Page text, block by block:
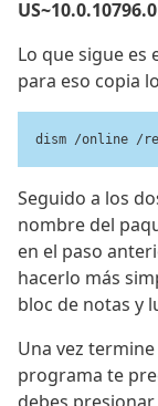
US~10.0.10796.0
Lo que sigue es
para eso copia
dism /online /
Seguido a los
nombre del
en el paso
hacerlo más
bloc de notas y
Una vez
programa te